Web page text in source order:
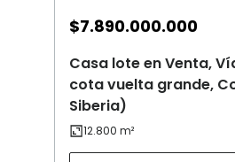
$7.890.000.000
Casa lote en Venta,
cota vuelta grande,
Siberia)